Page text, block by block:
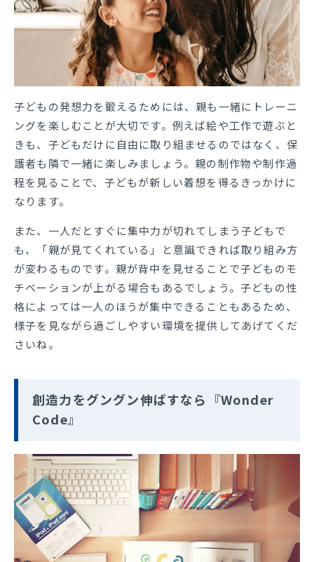
子どもの発想力を鍛えるためには、親も一緒にトレーニ
ングを楽しむことが大切です。例えば絵や工作で遊ぶと
きも、子どもだけに自由に取り組ませるのではなく、保
護者も隣で一緒に楽しみましょう。親の制作物や制作過
程を見ることで、子どもが新しい着想を得るきっかけに
なります。
また、一人だとすぐに集中力が切れてしまう子どもで
も、「親が見てくれている」と意識できれば取り組み方
が変わるものです。親が背中を見せることで子どものモ
チベーションが上がる場合もあるでしょう。子どもの性
格によっては一人のほうが集中できることもあるため、
様子を見ながら過ごしやすい環境を提供してあげてくだ
さいね。
創造力をグングン伸ばすなら『Wonder
Code』